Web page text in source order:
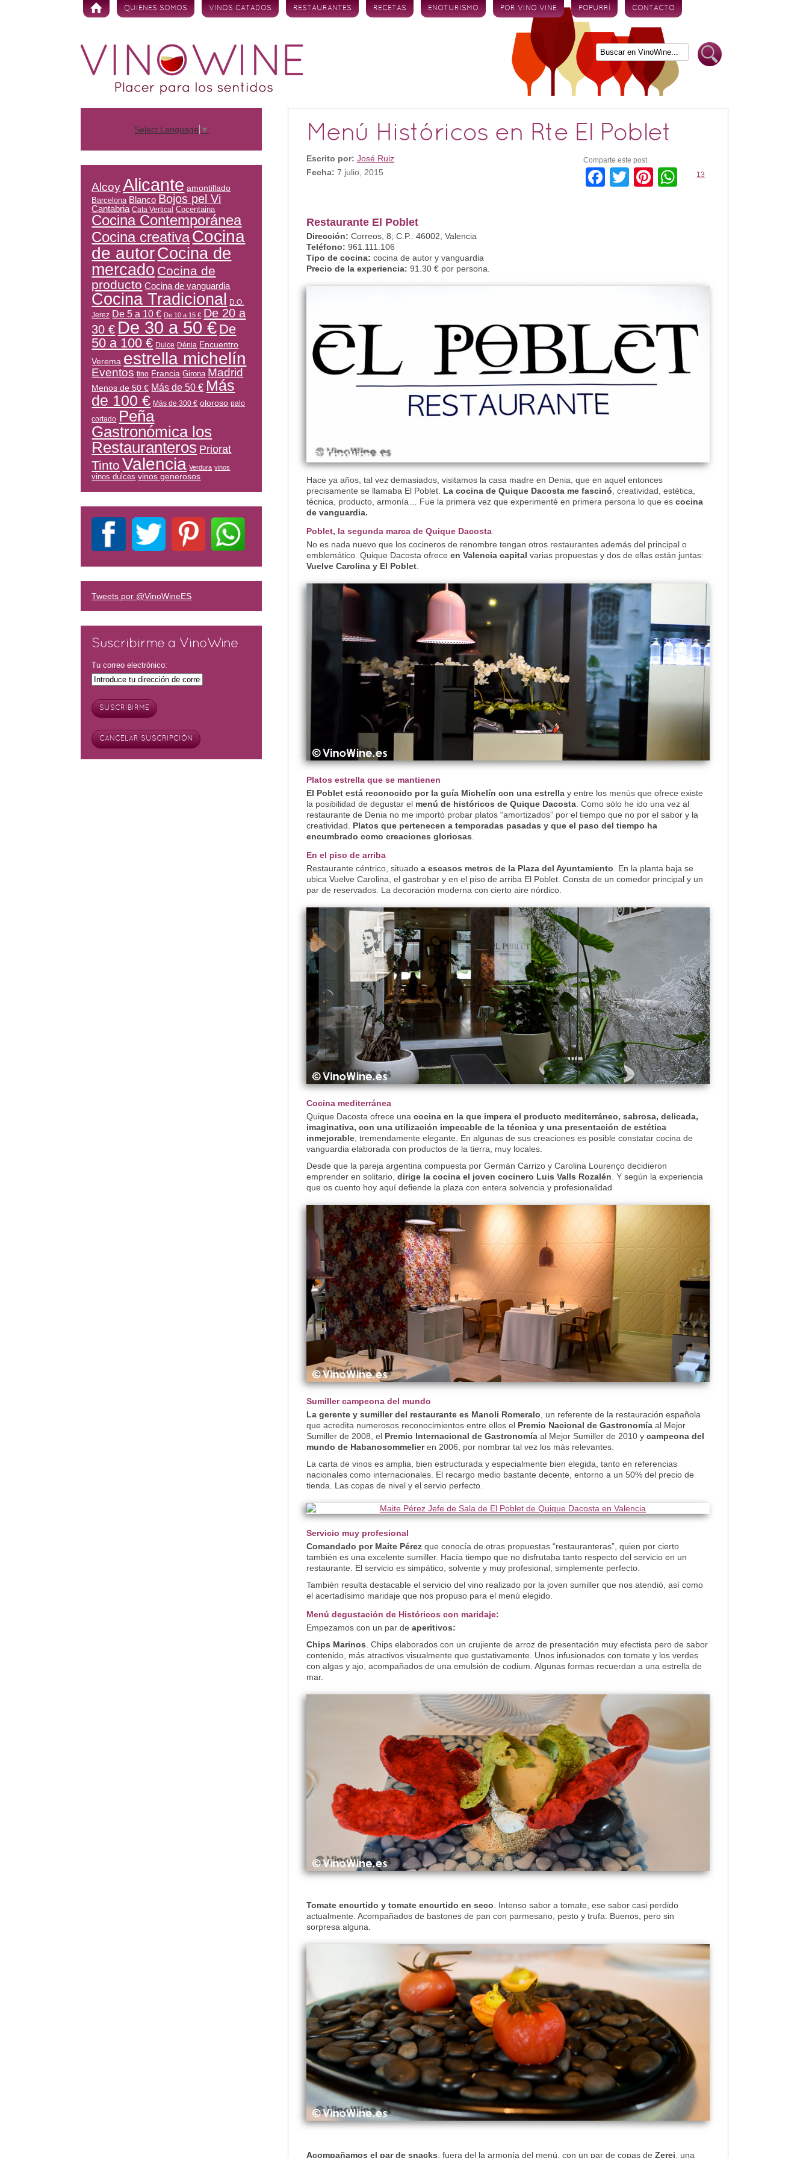
Skip to content
QUIENES SOMOS VINOS CATADOS RESTAURANTES RECETAS ENOTURISMO POR VINO VINE POPURRÍ CONTACTO
Menú Históricos en Rte El Poblet
Escrito por: José Ruiz
Fecha: 7 julio, 2015
Comparte este post
Facebook
TwitterPinterest
WhatsApp
13
Restaurante El Poblet
Dirección: Correos, 8; C.P.: 46002, Valencia
Teléfono: 961.111.106
Tipo de cocina: cocina de autor y vanguardia
Precio de la experiencia: 91.30 € por persona.
Hace ya años, tal vez demasiados, visitamos la casa madre en Denia, que en aquel entonces
precisamente se llamaba El Poblet. La cocina de Quique Dacosta me fascinó, creatividad, estética,
técnica, producto, armonía… Fue la primera vez que experimenté en primera persona lo que es cocina
de vanguardia.
Poblet, la segunda marca de Quique Dacosta
No es nada nuevo que los cocineros de renombre tengan otros restaurantes además del principal o
emblemático. Quique Dacosta ofrece en Valencia capital varias propuestas y dos de ellas están juntas:
Vuelve Carolina y El Poblet.
Platos estrella que se mantienen
El Poblet está reconocido por la guía Michelín con una estrellay entre los menús que ofrece existe
la posibilidad de degustar el menú de históricos de Quique Dacosta. Como sólo he ido una vez al
restaurante de Denia no me importó probar platos “amortizados” por el tiempo que no por el sabor y la
creatividad. Platos que pertenecen a temporadas pasadas y que el paso del tiempo ha
encumbrado como creaciones gloriosas
En el piso de arriba
Restaurante céntrico, situado a escasos metros de la Plaza del Ayuntamiento . En la planta baja se
ubica Vuelve Carolina, el gastrobar y en el piso de arriba El Poblet. Consta de un comedor principal y un
par de reservados. La decoración moderna con cierto aire nórdico.
Cocina mediterránea
Quique Dacosta ofrece una cocina en la que impera el producto mediterráneo, sabrosa, delicada,
imaginativa, con una utilización impecable de la técnica y una presentación de estética
inmejorable, tremendamente elegante. En algunas de sus creaciones es posible constatar cocina de
vanguardia elaborada con productos de la tierra, muy locales.
Desde que la pareja argentina compuesta por Germán Carrizo y Carolina Lourenço decidieron
emprender en solitario, dirige la cocina el joven cocinero Luis Valls Rozalén . Y según la experiencia
que os cuento hoy aquí defiende la plaza con entera solvencia y profesionalidad
Sumiller campeona del mundo
La gerente y sumiller del restaurante es Manoli Romeralo , un referente de la restauración española
que acredita numerosos reconocimientos entre ellos el Premio Nacional de Gastronomíaal Mejor
Sumiller de 2008, elPremio Internacional de Gastronomíaal Mejor Sumiller de 2010 y campeona del
mundo de Habanosommelieren 2006, por nombrar tal vez los más relevantes.
La carta de vinos es amplia, bien estructurada y especialmente bien elegida, tanto en referencias
nacionales como internacionales. El recargo medio bastante decente, entorno a un 50% del precio de
tienda. Las copas de nivel y el servio perfecto.
Servicio muy profesional
Comandado por Maite Pérezque conocía de otras propuestas “restauranteras”, quien por cierto
también es una excelente sumiller. Hacía tiempo que no disfrutaba tanto respecto del servicio en un
restaurante. El servicio es simpático, solvente y muy profesional, simplemente perfecto.
También resulta destacable el servicio del vino realizado por la joven sumiller que nos atendió, así como
el acertadísimo maridaje que nos propuso para el menú elegido.
Menú degustación de Históricos con maridaje:
Empezamos con un par de aperitivos:
Chips Marinos . Chips elaborados con un crujiente de arroz de presentación muy efectista pero de sabor
contenido, más atractivos visualmente que gustativamente. Unos infusionados con tomate y los verdes
con algas y ajo, acompañados de una emulsión de codium. Algunas formas recuerdan a una estrella de
mar.
Tomate encurtido y tomate encurtido en seco . Intenso sabor a tomate, ese sabor casi perdido
actualmente. Acompañados de bastones de pan con parmesano, pesto y trufa. Buenos, pero sin
sorpresa alguna.
Acompañamos el par de snacks, fuera del la armonía del menú, con un par de copas de Zerej, una
Select Language ▼
Alcoy Alicante amontillado
Barcelona Blanco Bojos pel Vi
Cantabria Cata Vertical Cocentaina
Cocina Contemporánea
Cocina creativaCocina
de autorCocina de
mercado Cocina de
producto Cocina de vanguardia
Cocina Tradicional
D.O.
Jerez De 5 a 10 € De 10 a 15 € De 20 a
30 € De 30 a 50 € De
50 a 100 € Dulce Dénia Encuentro
Verema estrella michelín
Eventos fino Francia Girona Madrid
Menos de 50 € Más de 50 € Más
de 100 € Más de 300 € oloroso palo
cortado Peña
Gastronómica los
Restauranteros Priorat
Tinto Valencia Verdura vinos
vinos dulces vinos generosos
Tweets por @VinoWineES
Suscribirme a VinoWine
Tu correo electrónico: